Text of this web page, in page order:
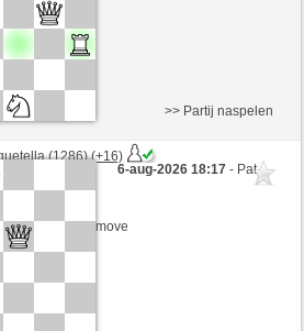
(1286) (+16)
(-16)
+ 3 seconds/move
>> Partij naspelen
6-aug-2026 18:17- Pat